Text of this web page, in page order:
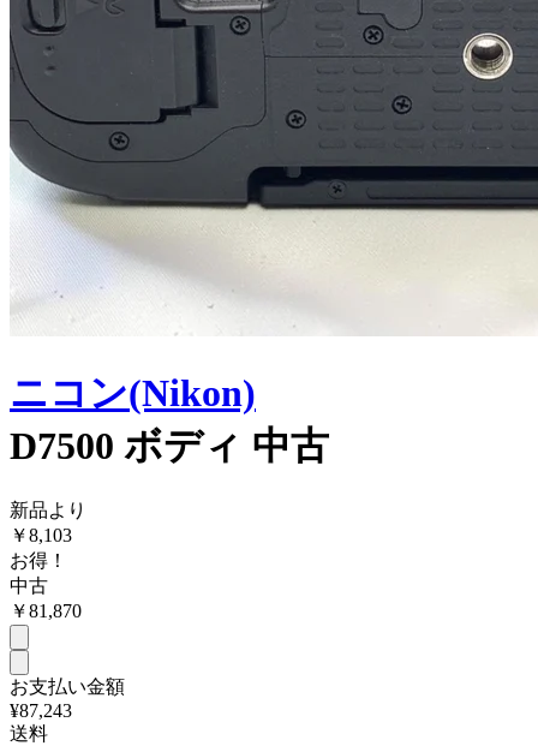
ニコン(Nikon)
D7500 ボディ 中古
新品より
￥8,103
お得！
中古
￥81,870
お支払い金額
¥87,243
送料